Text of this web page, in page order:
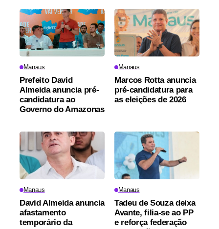
Manaus
Prefeito David
Almeida anuncia pré-
candidatura ao
Governo do Amazonas
Manaus
Marcos Rotta anuncia
pré-candidatura para
as eleições de 2026
Manaus
David Almeida anuncia
afastamento
temporário da
Manaus
Tadeu de Souza deixa
Avante, filia-se ao PP
e reforça federação